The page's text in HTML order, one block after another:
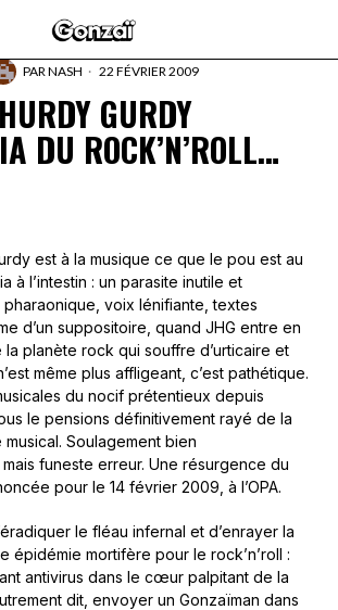
PARNASH 22 FÉVRIER 2009
HURDY GURDY
DU ROCK’N’ROLL…
est à la musique ce que le pou est au
à l’intestin : un parasite inutile et
pharaonique, voix lénifiante, textes
d’un suppositoire, quand JHG entre en
la planète rock qui souffre d’urticaire et
même plus affligeant, c’est pathétique.
du nocif prétentieux depuis
le pensions définitivement rayé de la
Soulagement bien
funeste erreur. Une résurgence du
pour le 14 février 2009, à l’OPA.
le fléau infernal et d’enrayer la
épidémie mortifère pour le rock’n’roll :
antivirus dans le cœur palpitant de la
dit, envoyer un Gonzaïman dans